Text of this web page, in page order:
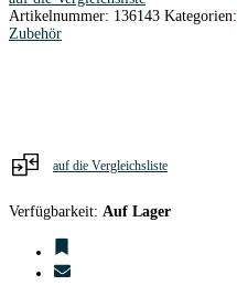
Menge
Artikelnummer: 136143 Kategorien:
Zubehör
auf die Vergleichsliste
Verfügbarkeit: Auf Lager